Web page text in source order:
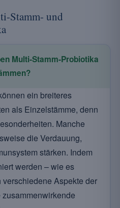
Stamm- und
Multi-Stamm-Probiotika
ein breiteres
als Einzelstämme, denn
Manche
die Verdauung,
stärken. Indem
werden – wie es
Aspekte der